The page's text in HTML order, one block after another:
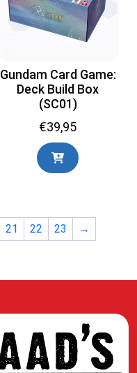
Gundam Card Game:
Deck Build Box
(SC01)
€39,95
21 22 23 →